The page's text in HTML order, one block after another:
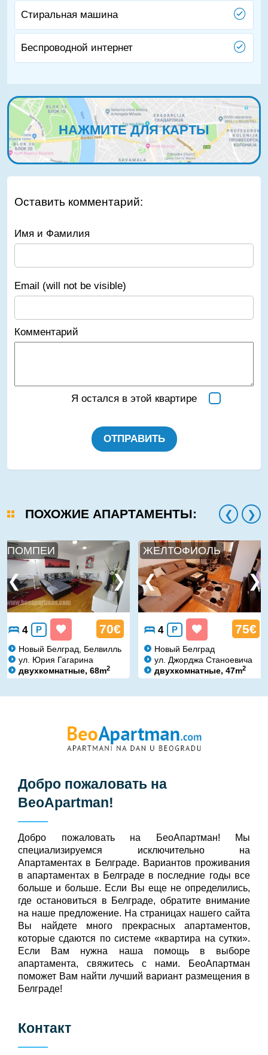
Стиральная машина
Беспроводной интернет
НАЖМИТЕ ДЛЯ КАРТЫ
Оставить комментарий:
Имя и Фамилия
Email (will not be visible)
Комментарий
Я остался в этой квартире
ОТПРАВИТЬ
ПОХОЖИЕ АПАРТАМЕНТЫ:
ПОМПЕИ
4 P 70€
Новый Белград, Белвилль
ул. Юрия Гагарина
двухкомнатные, 68m2
ЖЕЛТОФИОЛЬ
4 P 75€
Новый Белград
ул. Джорджа Станоевича
двухкомнатные, 47m2
Добро пожаловать на
BeoApartman!
Добро пожаловать на БeoАпартман! Мы
специализируемся исключительно на
Апартаментах в Белграде. Вариантов проживания
в апартаментах в Белграде в последние годы все
больше и больше. Если Вы еще не определились,
где остановиться в Белграде, обратите внимание
на наше предложение. На страницах нашего сайта
Вы найдете много прекрасных апартаментов,
которые сдаются по системе «квартира на сутки».
Если Вам нужна наша помощь в выборе
апартамента, свяжитесь с нами. БеоАпартман
поможет Вам найти лучший вариант размещения в
Белграде!
Контакт